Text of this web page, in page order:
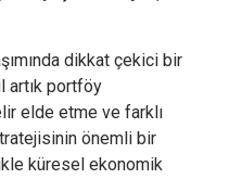
dikkat çekici bir
artık portföy
elde etme ve farklı
önemli bir
küresel ekonomik